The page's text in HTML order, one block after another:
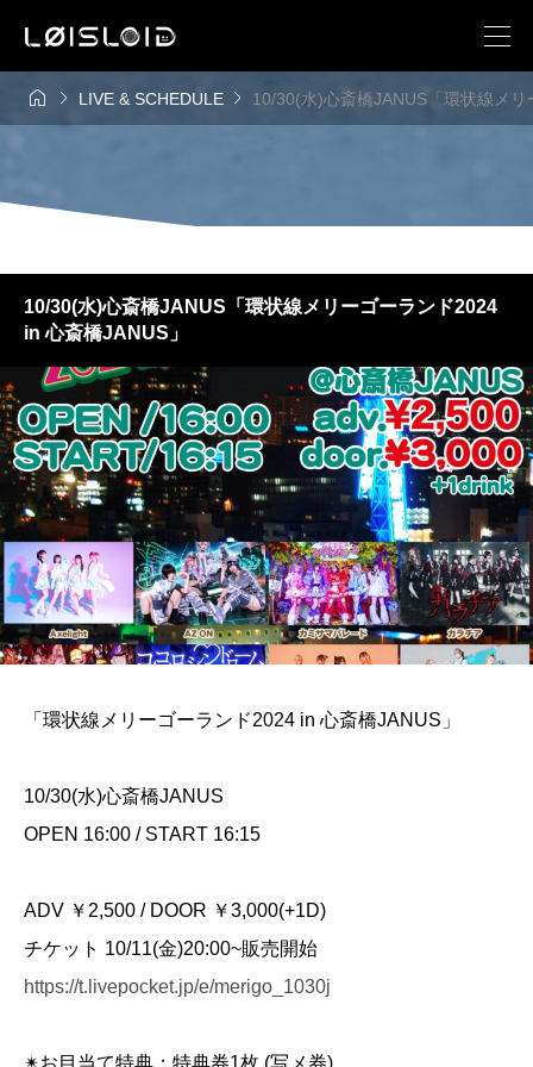
  LIVE & SCHEDULE  10/30(水)心斎橋JANUS「環状線メ
10/30(水)心斎橋JANUS「環状線メリーゴーランド2024
in 心斎橋JANUS」
「環状線メリーゴーランド2024 in 心斎橋JANUS」
10/30(水)心斎橋JANUS
OPEN 16:00 / START 16:15
ADV ￥2,500 / DOOR ￥3,000(+1D)
チケット 10/11(金)20:00~販売開始
https://t.livepocket.jp/e/merigo_1030j
✴︎お目当て特典：特典券1枚 (写メ券)